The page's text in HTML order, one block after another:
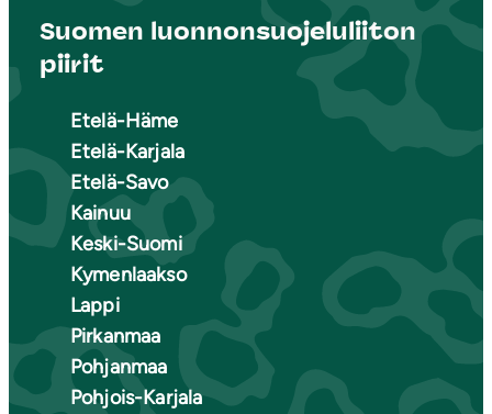
Suomen luonnonsuojeluliiton
piirit
Etelä-Häme
Etelä-Karjala
Etelä-Savo
Kainuu
Keski-Suomi
Kymenlaakso
Lappi
Pirkanmaa
Pohjanmaa
Pohjois-Karjala